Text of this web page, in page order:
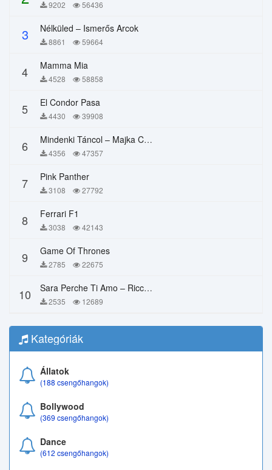
9202 56436
3 Nélküled – Ismerős Arcok
8861 59664
4 Mamma Mia
4528 58858
5 El Condor Pasa
4430 39908
6 Mindenki Táncol – Majka Curtis, Péter Majoros
4356 47357
7 Pink Panther
3108 27792
8 Ferrari F1
3038 42143
9 Game Of Thrones
2785 22675
10 Sara Perche Ti Amo – Ricchi E Poveri
2535 12689
Kategóriák
Állatok
(188 csengőhangok)
Bollywood
(369 csengőhangok)
Dance
(612 csengőhangok)